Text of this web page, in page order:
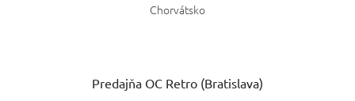
Chorvátsko
Predajňa OC Retro (Bratislava)